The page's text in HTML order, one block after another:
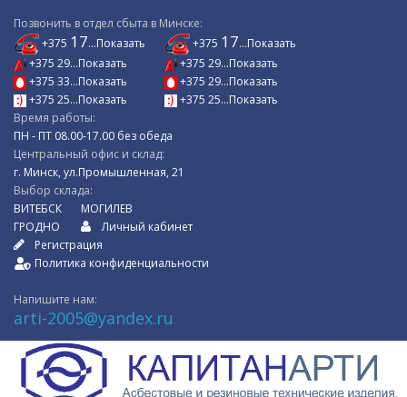
Позвонить в отдел сбыта в Минске:
+375 17...Показать
+375 29...Показать
+375 33...Показать
+375 25...Показать
+375 17...Показать
+375 29...Показать
+375 29...Показать
+375 25...Показать
Время работы:
ПН - ПТ 08.00-17.00 без обеда
Центральный офис и склад:
г. Минск, ул.Промышленная, 21
Выбор склада:
ВИТЕБСК
ГРОДНО
МОГИЛЕВ
Личный кабинет
Регистрация
Политика конфиденциальности
Напишите нам:
arti-2005@yandex.ru